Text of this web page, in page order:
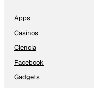
Apps
Casinos
Ciencia
Facebook
Gadgets